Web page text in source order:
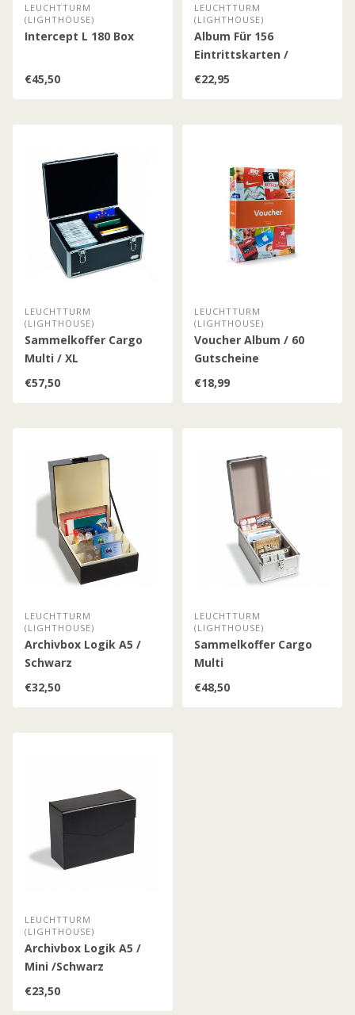
LEUCHTTURM
(LIGHTHOUSE)
Intercept L 180 Box
€45,50
LEUCHTTURM
(LIGHTHOUSE)
Album Für 156
Eintrittskarten /
Tickets
€22,95
LEUCHTTURM
(LIGHTHOUSE)
Sammelkoffer Cargo
Multi / XL
€57,50
LEUCHTTURM
(LIGHTHOUSE)
Voucher Album / 60
Gutscheine
€18,99
LEUCHTTURM
(LIGHTHOUSE)
Archivbox Logik A5 /
Schwarz
€32,50
LEUCHTTURM
(LIGHTHOUSE)
Sammelkoffer Cargo
Multi
€48,50
LEUCHTTURM
(LIGHTHOUSE)
Archivbox Logik A5 /
Mini /Schwarz
€23,50